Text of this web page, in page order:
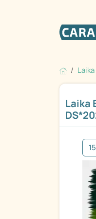
Laika
Laika